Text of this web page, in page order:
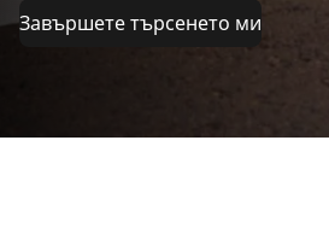
Завършете търсенето ми